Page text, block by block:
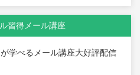
習得メール講座
学べるメール講座大好評配信